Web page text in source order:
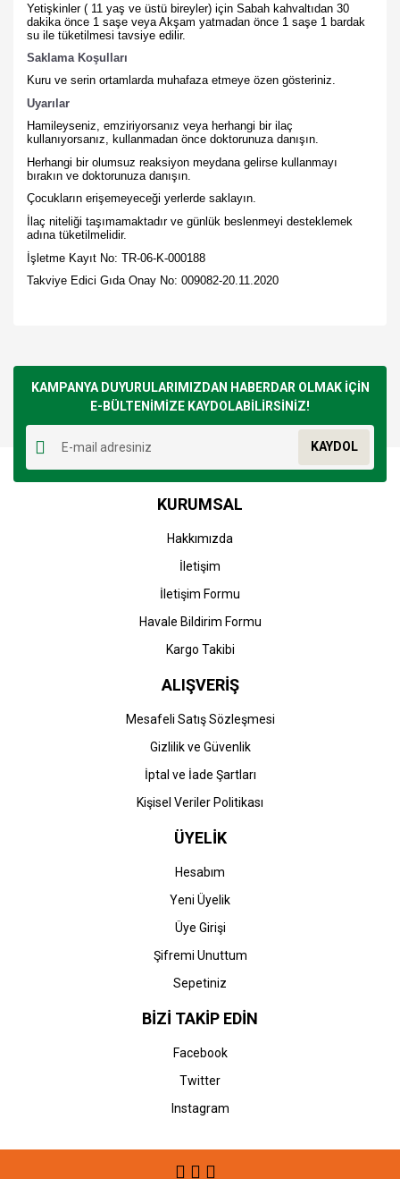
Yetişkinler ( 11 yaş ve üstü bireyler) için Sabah kahvaltıdan 30
dakika önce 1 saşe veya Akşam yatmadan önce 1 saşe 1 bardak
su ile tüketilmesi tavsiye edilir.
Saklama Koşulları
Kuru ve serin ortamlarda muhafaza etmeye özen gösteriniz.
Uyarılar
Hamileyseniz, emziriyorsanız veya herhangi bir ilaç
kullanıyorsanız, kullanmadan önce doktorunuza danışın.
Herhangi bir olumsuz reaksiyon meydana gelirse kullanmayı
bırakın ve doktorunuza danışın.
Çocukların erişemeyeceği yerlerde saklayın.
İlaç niteliği taşımamaktadır ve günlük beslenmeyi desteklemek
adına tüketilmelidir.
İşletme Kayıt No: TR-06-K-000188
Takviye Edici Gıda Onay No: 009082-20.11.2020
Yorum Yaz
kullanarak tarafımıza iletebilirsiniz.
Görüş ve önerileriniz için teşekkür ederiz.
Ürün resmi kalitesiz, bozuk veya görüntülenemiyor.
Ürün açıklamasında eksik bilgiler bulunuyor.
Ürün bilgilerinde hatalar bulunuyor.
Ürün fiyatı diğer sitelerden daha pahalı.
Gönder
KAMPANYA DUYURULARIMIZDAN HABERDAR OLMAK İÇİN
E-BÜLTENİMİZE KAYDOLABİLİRSİNİZ!
KAYDOL
KURUMSAL
Hakkımızda
İletişim
İletişim Formu
Havale Bildirim Formu
Kargo Takibi
ALIŞVERİŞ
Mesafeli Satış Sözleşmesi
Gizlilik ve Güvenlik
İptal ve İade Şartları
Kişisel Veriler Politikası
ÜYELİK
Hesabım
Yeni Üyelik
Üye Girişi
Şifremi Unuttum
Sepetiniz
BİZİ TAKİP EDİN
Facebook
Twitter
Instagram